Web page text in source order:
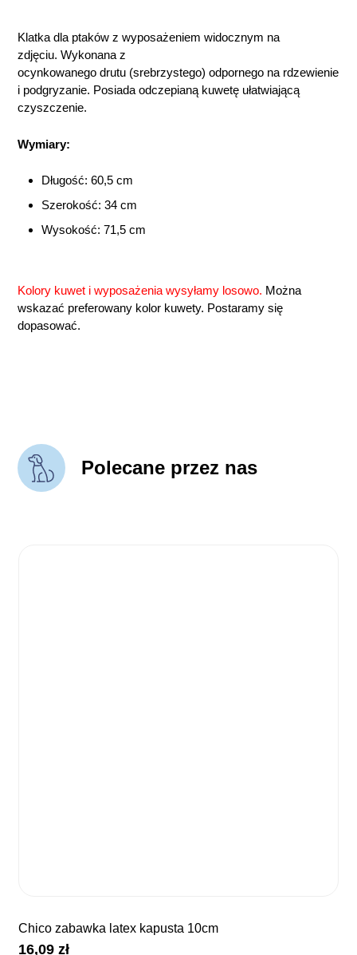
Klatka dla ptaków z wyposażeniem widocznym na
zdjęciu. Wykonana z
ocynkowanego drutu (srebrzystego) odpornego na rdzewienie
i podgryzanie. Posiada odczepianą kuwetę ułatwiającą
czyszczenie.
Wymiary:
Długość: 60,5 cm
Szerokość: 34 cm
Wysokość: 71,5 cm
Kolory kuwet i wyposażenia wysyłamy losowo. Można
wskazać preferowany kolor kuwety. Postaramy się
dopasować.
Polecane przez nas
chico zabawka latex kapusta 10cm
16,09zł